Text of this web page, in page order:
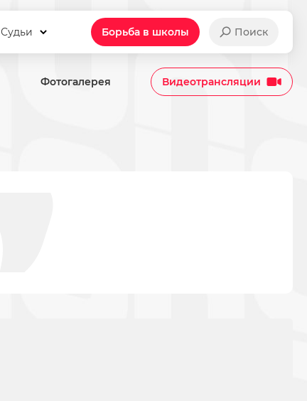
Судьи Борьба в школы Поиск
Фотогалерея Видеотрансляции